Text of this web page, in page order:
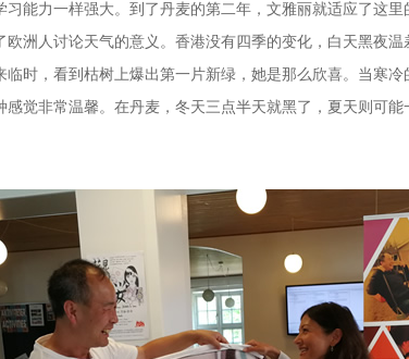
力一样强大。到了丹麦的第二年，文雅丽就适应了这里
洲人讨论天气的意义。香港没有四季的变化，白天黑夜
时，看到枯树上爆出第一片新绿，她是那么欣喜。当寒
觉非常温馨。在丹麦，冬天三点半天就黑了，夏天则可